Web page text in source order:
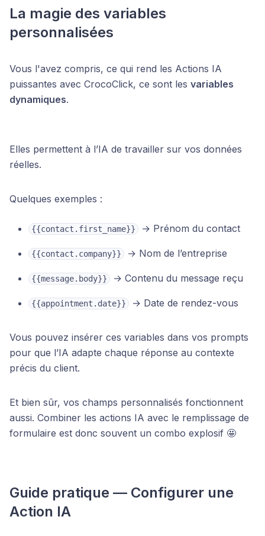
La magie des variables
personnalisées
Vous l'avez compris, ce qui rend les Actions IA
puissantes avec CrocoClick, ce sont les variables
dynamiques.
Elles permettent à l’IA de travailler sur vos données
réelles.
Quelques exemples :
{{contact.first_name}} → Prénom du contact
{{contact.company}} → Nom de l’entreprise
{{message.body}} → Contenu du message reçu
{{appointment.date}} → Date de rendez-vous
Vous pouvez insérer ces variables dans vos prompts
pour que l’IA adapte chaque réponse au contexte
précis du client.
Et bien sûr, vos champs personnalisés fonctionnent
aussi. Combiner les actions IA avec le remplissage de
formulaire est donc souvent un combo explosif 🤩
Guide pratique — Configurer une
Action IA